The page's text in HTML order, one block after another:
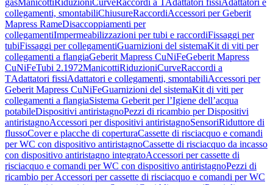
gasManicottiRiduzioniCurveRaccordi a TAdattatori fissiAdattatori e
collegamenti, smontabiliChiusureRaccordiAccessori per Geberit
Mapress RameDisaccoppiamenti per
collegamentiImpermeabilizzazioni per tubi e raccordiFissaggi per
tubiFissaggi per collegamentiGuarnizioni del sistemaKit di viti per
collegamenti a flangiaGeberit Mapress CuNiFeGeberit Mapress
CuNiFeTubi 2.1972ManicottiRiduzioniCurveRaccordi a
TAdattatori fissiAdattatori e collegamenti, smontabiliAccessori per
Geberit Mapress CuNiFeGuarnizioni del sistemaKit di viti per
collegamenti a flangiaSistema Geberit per l’Igiene dell’acqua
potabileDispositivi antiristagnoPezzi di ricambio per Dispositivi
antiristagnoAccessori per dispositivi antiristagnoSensoriRiduttore di
flussoCover e placche di coperturaCassette di risciacquo e comandi
per WC con dispositivo antiristagnoCassette di risciacquo da incasso
con dispositivo antiristagno integratoAccessori per cassette di
risciacquo e comandi per WC con dispositivo antiristagnoPezzi di
ricambio per Accessori per cassette di risciacquo e comandi per WC